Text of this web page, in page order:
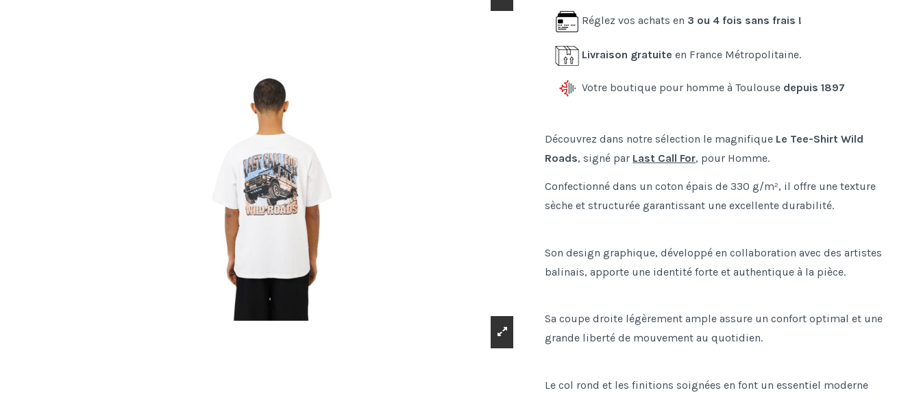
Réglez vos achats en 3 ou 4 fois sans frais !
Livraison gratuite en France Métropolitaine.
Votre boutique pour homme à Toulouse depuis 1897
Découvrez dans notre sélection le magnifique Le Tee-Shirt Wild
Roads, signé par Last Call For, pour Homme.
Confectionné dans un coton épais de 330 g/m², il offre une texture
sèche et structurée garantissant une excellente durabilité.
Son design graphique, développé en collaboration avec des artistes
balinais, apporte une identité forte et authentique à la pièce.
Sa coupe droite légèrement ample assure un confort optimal et une
grande liberté de mouvement au quotidien.
Le col rond et les finitions soignées en font un essentiel moderne